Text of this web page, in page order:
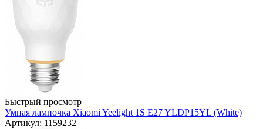
Быстрый просмотр
Умная лампочка Xiaomi Yeelight 1S E27 YLDP15YL (White)
Артикул: 1159232